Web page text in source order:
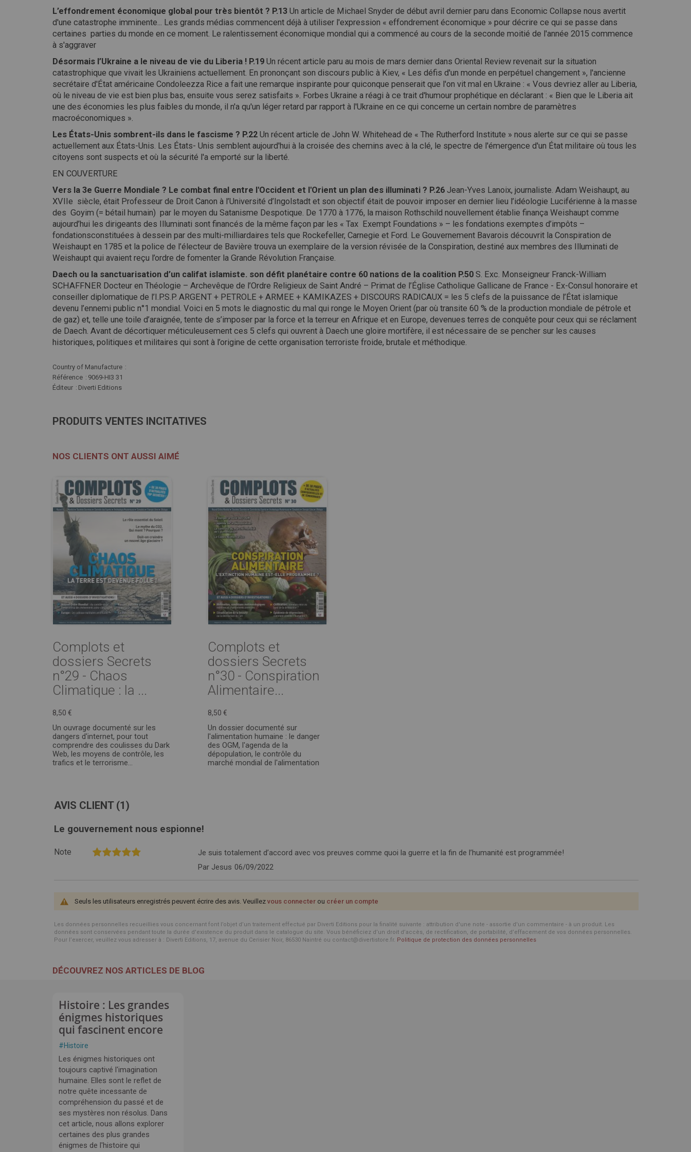
L’effondrement économique global pour très bientôt ? P.13 Un article de Michael Snyder de début avril dernier paru dans Economic Collapse nous avertit
d'une catastrophe imminente... Les grands médias commencent déjà à utiliser l'expression « effondrement économique » pour décrire ce qui se passe dans
certaines parties du monde en ce moment. Le ralentissement économique mondial qui a commencé au cours de la seconde moitié de l'année 2015 commence
à s'aggraver
Désormais l’Ukraine a le niveau de vie du Liberia ! P.19 Un récent article paru au mois de mars dernier dans Oriental Review revenait sur la situation
catastrophique que vivait les Ukrainiens actuellement. En prononçant son discours public à Kiev, « Les défis d'un monde en perpétuel changement », l'ancienne
secrétaire d'État américaine Condoleezza Rice a fait une remarque inspirante pour quiconque penserait que l'on vit mal en Ukraine : « Vous devriez aller au Liberia,
où le niveau de vie est bien plus bas, ensuite vous serez satisfaits ». Forbes Ukraine a réagi à ce trait d'humour prophétique en déclarant : « Bien que le Liberia ait
une des économies les plus faibles du monde, il n'a qu'un léger retard par rapport à l'Ukraine en ce qui concerne un certain nombre de paramètres
macroéconomiques ».
Les États-Unis sombrent-ils dans le fascisme ? P.22 Un récent article de John W. Whitehead de « The Rutherford Institute » nous alerte sur ce qui se passe
actuellement aux États-Unis. Les États- Unis semblent aujourd'hui à la croisée des chemins avec à la clé, le spectre de l'émergence d'un État militaire où tous les
citoyens sont suspects et où la sécurité l'a emporté sur la liberté.
EN COUVERTURE
Vers la 3e Guerre Mondiale ? Le combat final entre l'Occident et l'Orient un plan des illuminati ? P.26 Jean-Yves Lanoix, journaliste. Adam Weishaupt, au
XVIIe siècle, était Professeur de Droit Canon à l’Université d’Ingolstadt et son objectif était de pouvoir imposer en dernier lieu l’idéologie Luciférienne à la masse
des Goyim (= bétail humain) par le moyen du Satanisme Despotique. De 1770 à 1776, la maison Rothschild nouvellement établie finança Weishaupt comme
aujourd’hui les dirigeants des Illuminati sont financés de la même façon par les « Tax Exempt Foundations » – les fondations exemptes d’impôts –
fondationsconstituées à dessein par des multi-milliardaires tels que Rockefeller, Carnegie et Ford. Le Gouvernement Bavarois découvrit la Conspiration de
Weishaupt en 1785 et la police de l’électeur de Bavière trouva un exemplaire de la version révisée de la Conspiration, destiné aux membres des Illuminati de
Weishaupt qui avaient reçu l’ordre de fomenter la Grande Révolution Française.
Daech ou la sanctuarisation d’un califat islamiste. son défit planétaire contre 60 nations de la coalition P.50 S. Exc. Monseigneur Franck-William
SCHAFFNER Docteur en Théologie – Archevêque de l’Ordre Religieux de Saint André – Primat de l’Église Catholique Gallicane de France - Ex-Consul honoraire et
conseiller diplomatique de l’I.P.S.P. ARGENT + PETROLE + ARMEE + KAMIKAZES + DISCOURS RADICAUX = les 5 clefs de la puissance de l’État islamique
devenu l’ennemi public n°1 mondial. Voici en 5 mots le diagnostic du mal qui ronge le Moyen Orient (par où transite 60 % de la production mondiale de pétrole et
de gaz) et, telle une toile d’araignée, tente de s’imposer par la force et la terreur en Afrique et en Europe, devenues terres de conquête pour ceux qui se réclament
de Daech. Avant de décortiquer méticuleusement ces 5 clefs qui ouvrent à Daech une gloire mortifère, il est nécessaire de se pencher sur les causes
historiques, politiques et militaires qui sont à l’origine de cette organisation terroriste froide, brutale et méthodique.
Plus
d'infos
Country of Manufacture
Référence
9069-HI3 31
Éditeur
Diverti Editions
PRODUITS VENTES INCITATIVES
NOS CLIENTS ONT AUSSI AIMÉ
Complots et
dossiers Secrets
n°29 - Chaos
Climatique : la ...
8,50 €
Un ouvrage documenté sur les
dangers d'internet, pour tout
comprendre des coulisses du Dark
Web, les moyens de contrôle, les
trafics et le terrorisme…
Complots et
dossiers Secrets
n°30 - Conspiration
Alimentaire...
8,50 €
Un dossier documenté sur
l'alimentation humaine : le danger
des OGM, l'agenda de la
dépopulation, le contrôle du
marché mondial de l'alimentation
AVIS CLIENT (1)
Le gouvernement nous espionne!
Note 100%
Je suis totalement d’accord avec vos preuves comme quoi la guerre et la fin de l’humanité est programmée!
Par Jesus 06/09/2022
Seuls les utilisateurs enregistrés peuvent écrire des avis. Veuillez vous connecter ou créer un compte
Les données personnelles recueillies vous concernant font l’objet d’un traitement effectué par Diverti Editions pour la finalité suivante : attribution d'une note - assortie d'un commentaire - à un produit. Les
données sont conservées pendant toute la durée d'existence du produit dans le catalogue du site. Vous bénéficiez d’un droit d’accès, de rectification, de portabilité, d’effacement de vos données personnelles.
Pour l’exercer, veuillez vous adresser à : Diverti Editions, 17, avenue du Cerisier Noir, 86530 Naintré ou contact@divertistore.fr. Politique de protection des données personnelles
DÉCOUVREZ NOS ARTICLES DE BLOG
Histoire : Les grandes
énigmes historiques
qui fascinent encore
#Histoire
Les énigmes historiques ont
toujours captivé l'imagination
humaine. Elles sont le reflet de
notre quête incessante de
compréhension du passé et de
ses mystères non résolus. Dans
cet article, nous allons explorer
certaines des plus grandes
énigmes de l'histoire qui